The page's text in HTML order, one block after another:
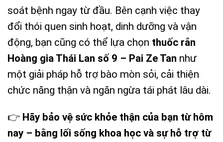
soát bệnh ngay từ đầu. Bên cạnh việc thay
đổi thói quen sinh hoạt, dinh dưỡng và vận
động, bạn cũng có thể lựa chọn thuốc rắn
Hoàng gia Thái Lan số 9 – Pai Ze Tan như
một giải pháp hỗ trợ bào mòn sỏi, cải thiện
chức năng thận và ngăn ngừa tái phát lâu dài.
👉 Hãy bảo vệ sức khỏe thận của bạn từ hôm
nay – bằng lối sống khoa học và sự hỗ trợ từ